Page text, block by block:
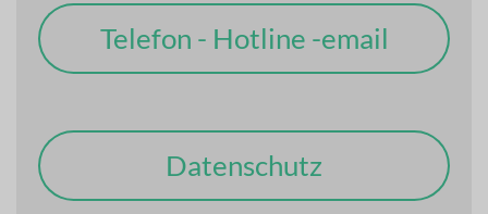
Telefon - Hotline -email
Datenschutz